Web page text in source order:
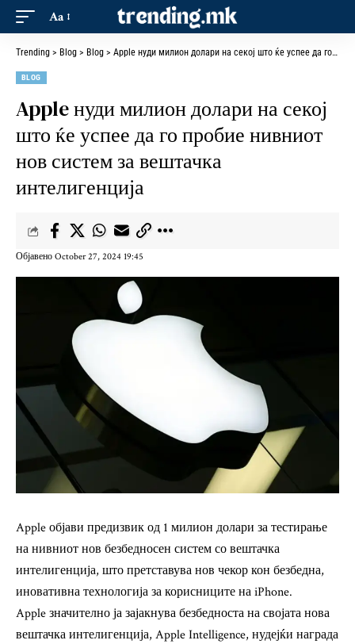
Aa
Trending > Blog > Blog > Apple нуди милион долари на секој што ќе успее да го пробие нивниот нов систем за вештачка интелигенција
BLOG
Apple нуди милион долари на секој
што ќе успее да го пробие нивниот
нов систем за вештачка
интелигенција
Објавено October 27, 2024 19:45
Apple објави предизвик од 1 милион долари за тестирање
на нивниот нов безбедносен систем со вештачка
интелигенција, што претставува нов чекор кон безбедна,
иновативна технологија за корисниците на iPhone.
Apple значително ја зајакнува безбедноста на својата нова
вештачка интелигенција, Apple Intelligence, нудејќи награда